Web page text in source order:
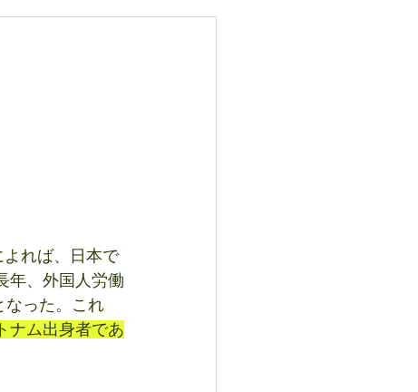
れば、日本で
年、外国人労働
なった。これ
ナム出身者であ